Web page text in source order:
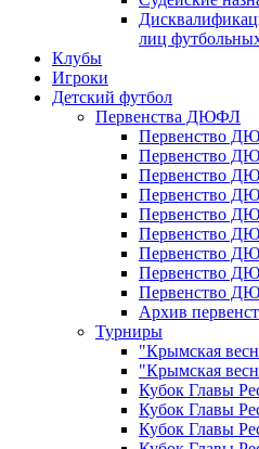
лиц
Клубы
Игроки
Детский футбол
Первенства ДЮФЛ
Первенство
Первенство
Первенство
Первенство
Первенство
Первенство
Первенство
Первенство
Первенство
Архив
Турниры
"Крымская
"Крымская
Кубок Главы
Кубок Главы
Кубок Главы